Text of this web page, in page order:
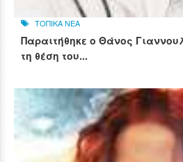
ΤΟΠΙΚΑ ΝΕΑ
Παραιτήθηκε ο Θάνος
τη θέση του...